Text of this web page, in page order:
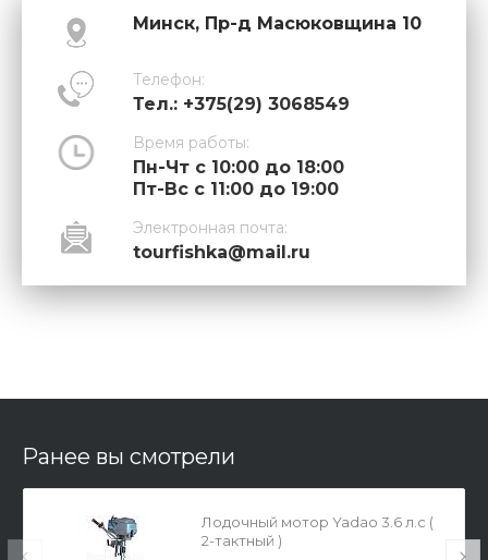
Минск, Пр-д Масюковщина 10
Телефон:
Тел.: +375(29) 3068549
Время работы:
Пн-Чт с 10:00 до 18:00
Пт-Вс с 11:00 до 19:00
Электронная почта:
tourfishka@mail.ru
Ранее вы смотрели
Лодочный мотор Yadao 3.6 л.с (
2-тактный )